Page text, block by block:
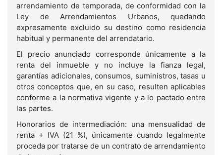
arrendamiento de temporada, de conformidad con la
Ley de Arrendamientos Urbanos, quedando
expresamente excluido su destino como residencia
habitual y permanente del arrendatario.
El precio anunciado corresponde únicamente a la
renta del inmueble y no incluye la fianza legal,
garantías adicionales, consumos, suministros, tasas u
otros conceptos que, en su caso, resulten aplicables
conforme a la normativa vigente y a lo pactado entre
las partes.
Honorarios de intermediación: una mensualidad de
renta + IVA (21 %), únicamente cuando legalmente
proceda por tratarse de un contrato de arrendamiento